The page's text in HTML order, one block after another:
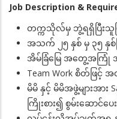
Job Description &
တက္ကသိုလ်မှ ဘွဲ့ရရှိပြီးသူ
အသက် ၂၅ နှစ် မှ ၃၅ နှစ်
အိမ်ခြံမြေ အတွေ့အကြုံ
Team Work စိတ်ဖြင့်
မိမိ နှင့် မိမိအဖွဲ့များအား
ကြိုးစား၍ စွမ်းဆောင်ပ